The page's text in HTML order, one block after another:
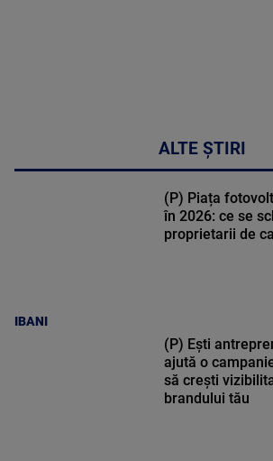
ALTE ȘTIRI
IBANI
(P) Piața
în 2026: ce se
proprietarii de
(P) Ești
ajută o
să crești
brandului tău